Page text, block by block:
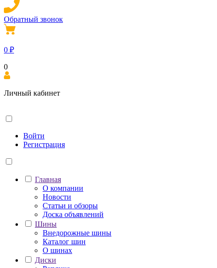
Обратный звонок
0 ₽
0
Личный кабинет
Войти
Регистрация
Главная
О компании
Новости
Статьи и обзоры
Доска объявлений
Шины
Внедорожные шины
Каталог шин
О шинах
Диски